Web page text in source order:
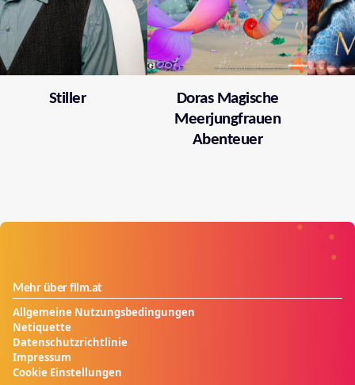
Stiller
Doras Magische
Meerjungfrauen
Abenteuer
Mehr über film.at
Allgemeine Nutzungsbedingungen
Netiquette
Datenschutzrichtlinie
Impressum
Cookie Einstellungen